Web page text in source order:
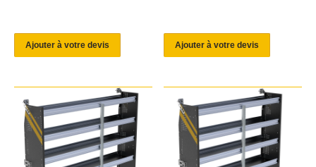
Ajouter à votre devis Ajouter à votre devis